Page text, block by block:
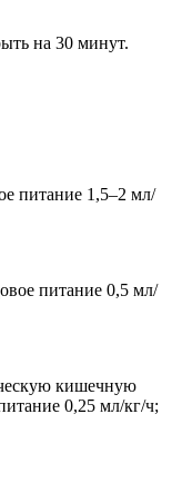
на 30 минут.
питание 1,5–2 мл/
питание 0,5 мл/
кишечную
0,25 мл/кг/ч;